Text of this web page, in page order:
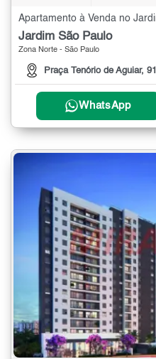
Jardim São Paulo
Zona Norte - São Paulo
Praça Tenório de Aguiar, 91
WhatsApp